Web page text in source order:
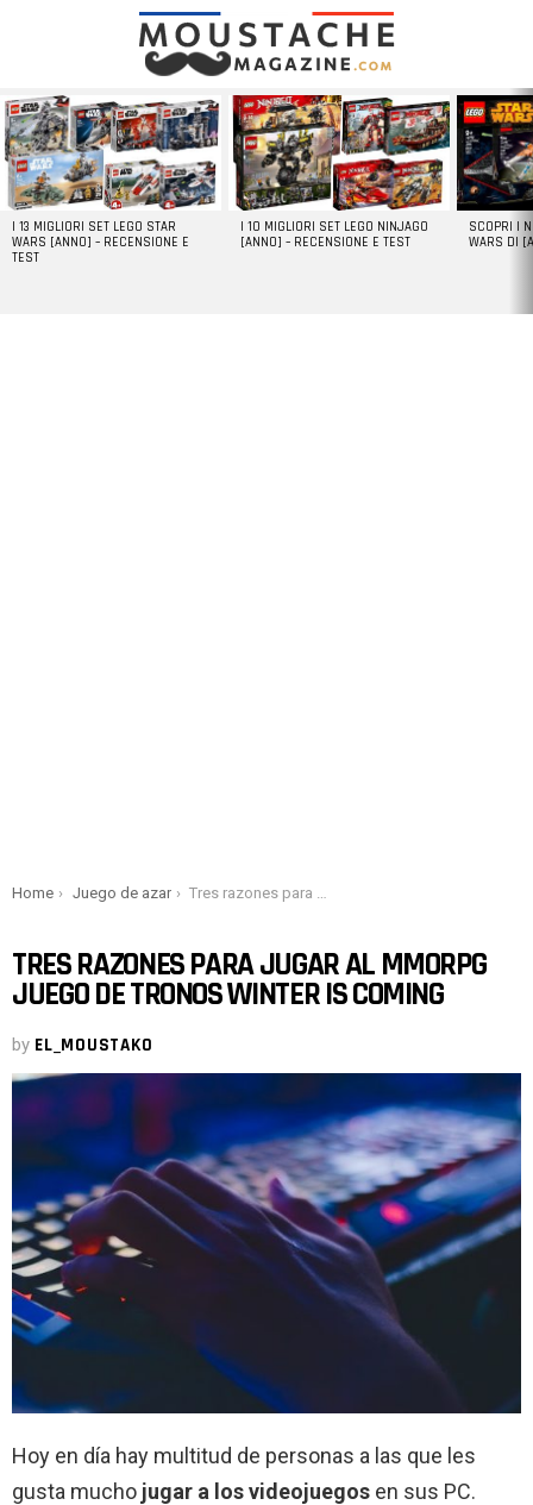
LATEST
STORIES
I 13 MIGLIORI SET LEGO STAR
WARS [ANNO] – RECENSIONE E
TEST
I 10 MIGLIORI SET LEGO NINJAGO
[ANNO] – RECENSIONE E TEST
SCOPRI I
WARS DI
You are here:
Home Juego de azar Tres razones para jugar al MMORPG Juego de Tronos Winter is Coming
TRES RAZONES PARA JUGAR AL MMORPG
JUEGO DE TRONOS WINTER IS COMING
by EL_MOUSTAKO
Hoy en día hay multitud de personas a las que les
gusta mucho jugar a los videojuegos en sus PC.